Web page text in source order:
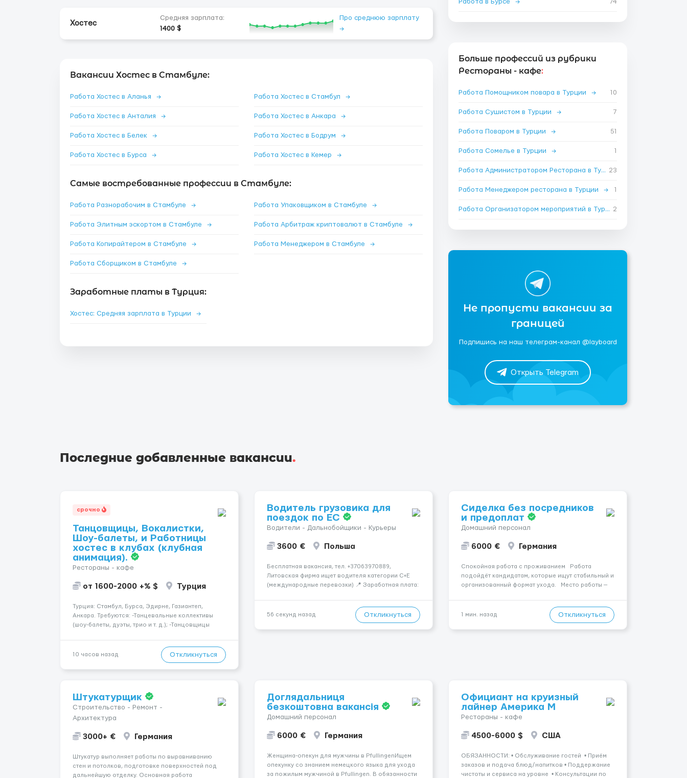
Хостес
Средняя зарплата:
1400 $
Про среднюю зарплату
→
Вакансии Хостес в Стамбуле:
Работа Хостес в Аланья → Работа Хостес в Стамбул →
Работа Хостес в Анталия → Работа Хостес в Анкара →
Работа Хостес в Белек → Работа Хостес в Бодрум →
Работа Хостес в Бурса → Работа Хостес в Кемер →
Самые востребованные профессии в Стамбуле:
Работа Разнорабочим в Стамбуле → Работа Упаковщиком в Стамбуле →
Работа Элитным эскортом в Стамбуле → Работа Арбитраж криптовалют в Стамбуле →
Работа Копирайтером в Стамбуле → Работа Менеджером в Стамбуле →
Работа Сборщиком в Стамбуле →
Заработные платы в Турция:
Хостес: Средняя зарплата в Турции →
Работа в Бурсе → 74
Больше профессий из рубрики
Рестораны - кафе:
Работа Помощником повара в Турции → 10
Работа Сушистом в Турции → 7
Работа Поваром в Турции → 51
Работа Сомелье в Турции → 1
Работа Администратором Ресторана в Турции 23
Работа Менеджером ресторана в Турции → 1
Работа Организатором мероприятий в Турции 2
Не пропусти вакансии за
границей
Подпишись на наш телеграм-канал @layboard
Открыть Telegram
Последние добавленные вакансии.
срочно
Танцовщицы, Вокалистки,
Шоу-балеты, и Работницы
хостес в клубах (клубная
анимация).
Рестораны - кафе
от 1600-2000 +% $ Турция
Турция: Стамбул, Бурса, Эдирне, Газиантеп,
Анкара. Требуются: -Танцевальные коллективы
(шоу-балеты, дуэты, трио и т. д.); -Танцовщицы
языках); -Гимнастки; -Работницы хостесc в кл...
10 часов назад Откликнуться
Водитель грузовика для
поездок по ЕС
Водители - Дальнобойщики - Курьеры
3600 € Польша
Бесплатная вакансия, тел. +37063970889,
Литовская фирма ищет водителя категории C+E
(международные перевозки) 📍 Заработная плата:
рефрижераторах. В среднем 400–500 км в день.
56 секунд назад Откликнуться
Сиделка без посредников
и предоплат
Домашний персонал
6000 € Германия
Спокойная работа с проживанием Работа
подойдёт кандидатам, которые ищут стабильный и
организованный формат ухода. Место работы —
Мобильность пациента: Прикутий до ліжка (мо...
1 мин. назад Откликнуться
Штукатурщик
Строительство - Ремонт -
Архитектура
3000+ € Германия
Штукатур выполняет работы по выравниванию
стен и потолков, подготовке поверхностей под
дальнейшую отделку. Основная работа
Доглядальниця
безкоштовна вакансія
Домашний персонал
6000 € Германия
Женщина-опекун для мужчины в PfullingenИщем
опекунку со знанием немецкого языка для ухода
за пожилым мужчиной в Pfullingen. В обязанности
Официант на круизный
лайнер Америка М
Рестораны - кафе
4500-6000 $ США
ОБЯЗАННОСТИ: • Обслуживание гостей • Приём
заказов и подача блюд/напитков • Поддержание
чистоты и сервиса на уровне • Консультации по